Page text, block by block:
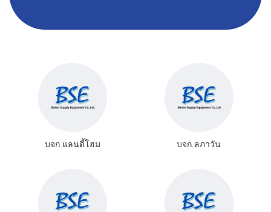
บจก.แลนดี้โฮม บจก.ลภาวัน